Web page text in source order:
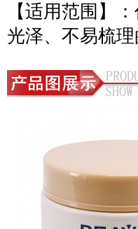
【适用范围】
光泽、不易梳理